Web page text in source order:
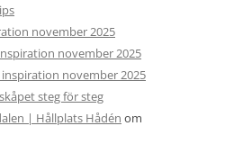
november 2025
november 2025
november 2025
steg för steg
| Hållplats Hådén om